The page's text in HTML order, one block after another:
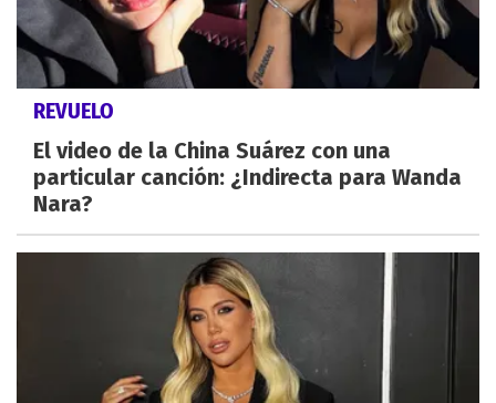
REVUELO
El video de la China Suárez con una
particular canción: ¿Indirecta para Wanda
Nara?